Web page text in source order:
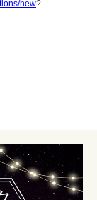
new?